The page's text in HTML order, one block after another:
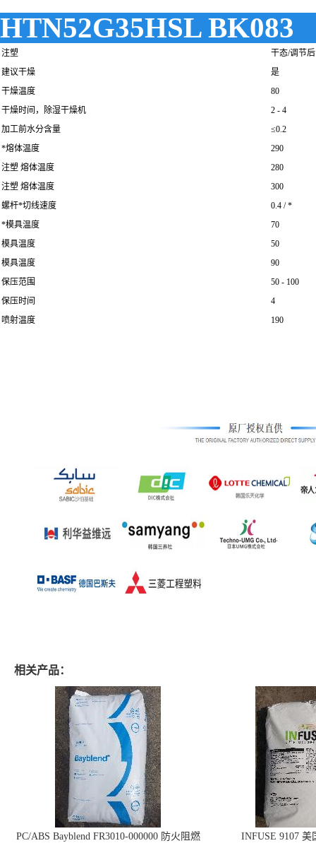
HTN52G35HSL BK083
注塑
干态/调节后
建议干燥
是
干燥温度
80
干燥时间，除湿干燥机
2 - 4
加工前水分含量
≤0.2
*熔体温度
290
注塑 熔体温度
280
注塑 熔体温度
300
螺杆*切线速度
0.4 / *
*模具温度
70
模具温度
50
模具温度
90
保压范围
50 - 100
保压时间
4
喷射温度
190
相关产品：
PC/ABS Bayblend FR3010-000000 防火阻燃
INFUSE 9107 美